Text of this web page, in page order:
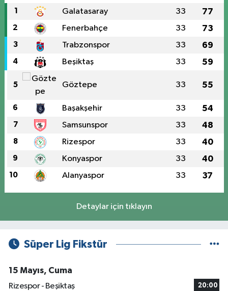
1 Galatasaray 33 77
2 Fenerbahçe 33 73
3 Trabzonspor 33 69
4 Beşiktaş 33 59
5 Göztepe 33 55
6 Başakşehir 33 54
7 Samsunspor 33 48
8 Rizespor 33 40
9 Konyaspor 33 40
10 Alanyaspor 33 37
Detaylar için tıklayın
Süper Lig Fikstür
15 Mayıs, Cuma
Rizespor - Beşiktaş
20:00